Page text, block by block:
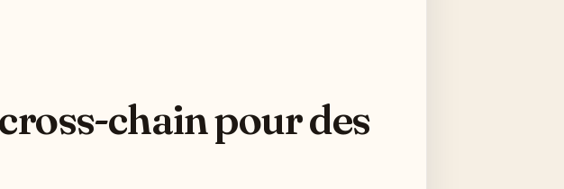
chain pour des